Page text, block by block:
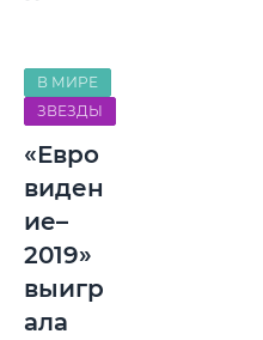
В МИРЕ
ЗВЕЗДЫ
«Евро
виден
ие–
2019»
выигр
ала